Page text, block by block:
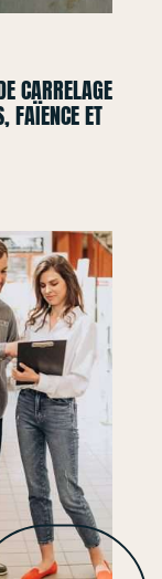
CARRELAGE
FAÏENCE ET